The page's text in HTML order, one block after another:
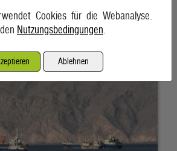
Cookies für die Webanalyse.
Nutzungsbedingungen.
Ablehnen